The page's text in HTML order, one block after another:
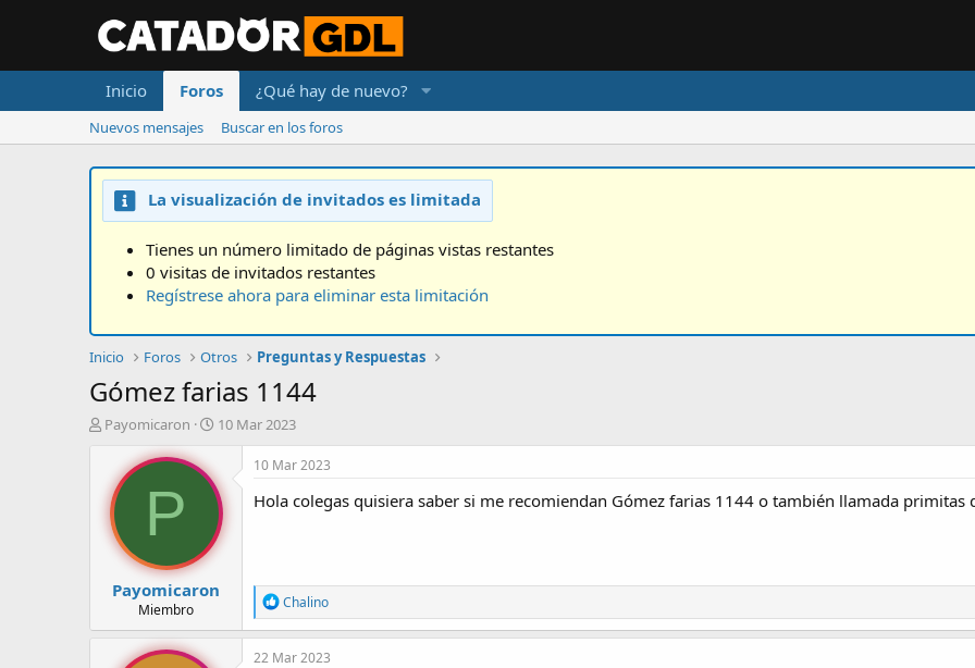
Inicio Foros ¿Qué hay de nuevo?
Nuevos mensajes Buscar en los foros
La visualización de invitados es limitada
Tienes un número limitado de páginas vistas restantes
0 visitas de invitados restantes
Regístrese ahora para eliminar esta limitación
Inicio Foros Otros Preguntas y Respuestas
Gómez farias 1144
A
o
d
e
Payomicaron
F
h
a
d
e
i
10 Mar 2023
P
Payomicaron
Miembro
10 Mar 2023
Hola colegas quisiera saber si me recomiendan Gómez farias 1144 o también llamada primitas
R
e
a
c
Chalino
22 Mar 2023